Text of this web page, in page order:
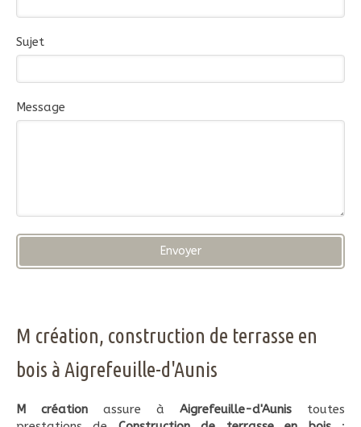
Sujet
Message
Envoyer
M création, construction de terrasse en
bois à Aigrefeuille-d'Aunis
M création assure à Aigrefeuille-d'Aunis toutes